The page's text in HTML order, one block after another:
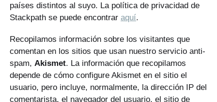
países distintos al suyo. La política de privacidad de
Stackpath se puede encontrar aquí.
Recopilamos información sobre los visitantes que
comentan en los sitios que usan nuestro servicio anti-
spam, Akismet. La información que recopilamos
depende de cómo configure Akismet en el sitio el
usuario, pero incluye, normalmente, la dirección IP del
comentarista, el navegador del usuario, el sitio de